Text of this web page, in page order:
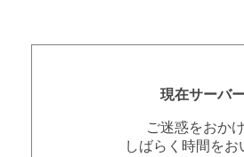
現在サーバ
ご迷惑をおか
しばらく時間を